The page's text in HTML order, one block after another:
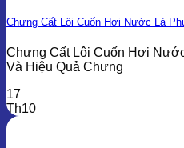
Chưng Cất Lôi Cuốn Hơi Nước Là
Chưng Cất Lôi Cuốn Hơi
Và Hiệu Quả Chưng
17
Th10